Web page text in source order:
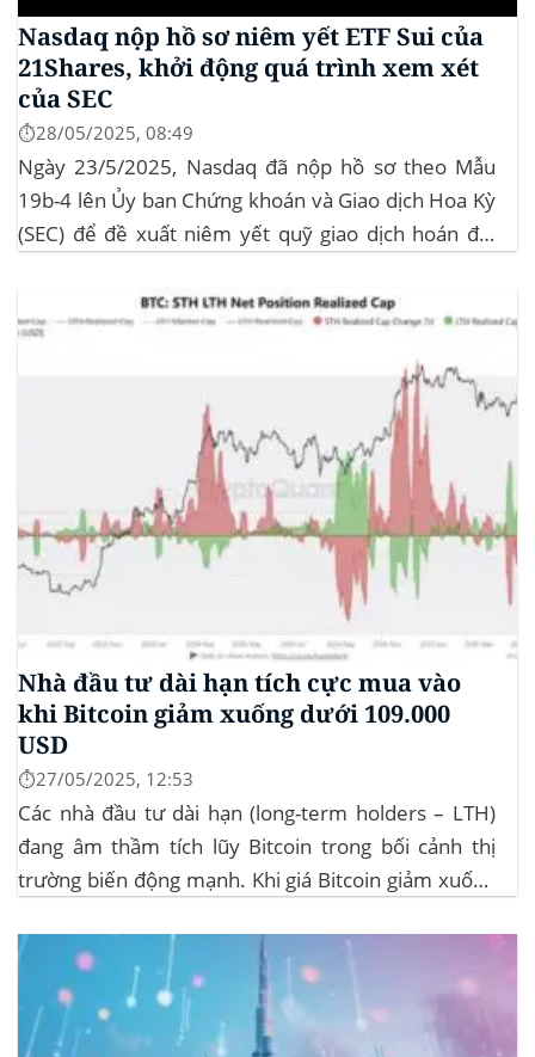
Nasdaq nộp hồ sơ niêm yết ETF Sui của
21Shares, khởi động quá trình xem xét
của SEC
⏱️28/05/2025, 08:49
Ngày 23/5/2025, Nasdaq đã nộp hồ sơ theo Mẫu
19b-4 lên Ủy ban Chứng khoán và Giao dịch Hoa Kỳ
(SEC) để đề xuất niêm yết quỹ giao dịch hoán đổi
trình xem xét chính thức của SEC đối với...
Nhà đầu tư dài hạn tích cực mua vào
khi Bitcoin giảm xuống dưới 109.000
USD
⏱️27/05/2025, 12:53
Các nhà đầu tư dài hạn (long-term holders – LTH)
đang âm thầm tích lũy Bitcoin trong bối cảnh thị
trường biến động mạnh. Khi giá Bitcoin giảm xuống
khiến hơn 185 triệu USD vị thế mua bị xóa...